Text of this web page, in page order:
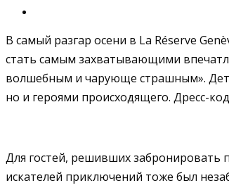
В самый разгар осени в La Réserve
стать самым захватывающими
волшебным и чарующе страшным».
но и героями происходящего. Дресс-
Для гостей, решивших забронировать
искателей приключений тоже был